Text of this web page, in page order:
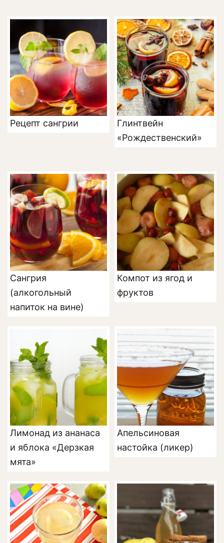
Рецепт сангрии
Глинтвейн
«Рождественский»
Сангрия
(алкогольный
напиток на вине)
Компот из ягод и
фруктов
Лимонад из ананаса
и яблока «Дерзкая
мята»
Апельсиновая
настойка (ликер)